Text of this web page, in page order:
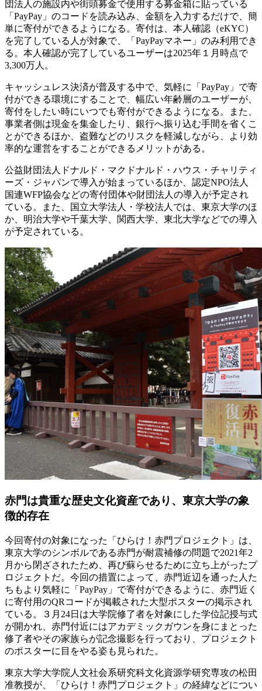
団法人の施設内や街頭募金で使用する募金箱に貼っている
「PayPay」のコードを読み込み、金額を入力するだけで、簡
単に寄付ができるようになる。寄付は、本人確認（eKYC）
を完了している人が対象で、「PayPayマネー」のみ利用でき
る。本人確認が完了しているユーザーは2025年１月時点で
3,300万人。
キャッシュレス決済が普及する中で、気軽に「PayPay」で寄
付ができる環境にすることで、幅広い年齢層のユーザーが、
寄付をしたい時にいつでも寄付ができるようになる。また、
事業者側は現金を集金したり、銀行へ振り込む手間を省くこ
とができるほか、盗難などのリスクを軽減しながら、より効
率的な運営をすることができるメリットがある。
公益財団法人ドナルド・マクドナルド・ハウス・チャリティ
ーズ・ジャパンで導入が始まっているほか、認定NPO法人
国連WFP協会などの寄付団体や財団法人の導入が予定され
ている。また、国立大学法人・学校法人では、東京大学のほ
か、明治大学や千葉大学、関西大学、東北大学などでの導入
が予定されている。
赤門は貴重な歴史文化資産であり、東京大学の象
徴的存在
今回寄付の対象になった「ひらけ！赤門プロジェクト」は、
東京大学のシンボルである赤門が耐震補修の問題で2021年2
月から閉ざされたため、再び蘇らせるために立ち上がったプ
ロジェクトだ。今回の措置によって、赤門近辺を通った人た
ちもより気軽に「PayPay」で寄付ができるように、赤門近く
に寄付用のQRコードが掲載された大型ポスターの掲示され
ている。３月24日は大学院修了者を対象にした学位記授与式
が開かれ、赤門付近にはアカデミックガウンを身にまとった
修了者やその家族らが記念撮影を行っており、プロジェクト
のポスターに目をやる姿も見られた。
東京大学大学院人文社会系研究科文化資源学研究専攻の松田
准教授が、「ひらけ！赤門プロジェクト」の経緯などについ